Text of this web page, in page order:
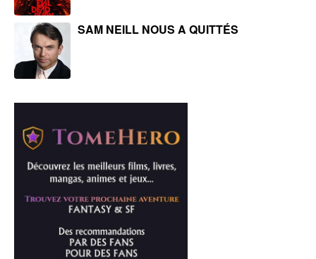
SAM NEILL NOUS A QUITTÉS